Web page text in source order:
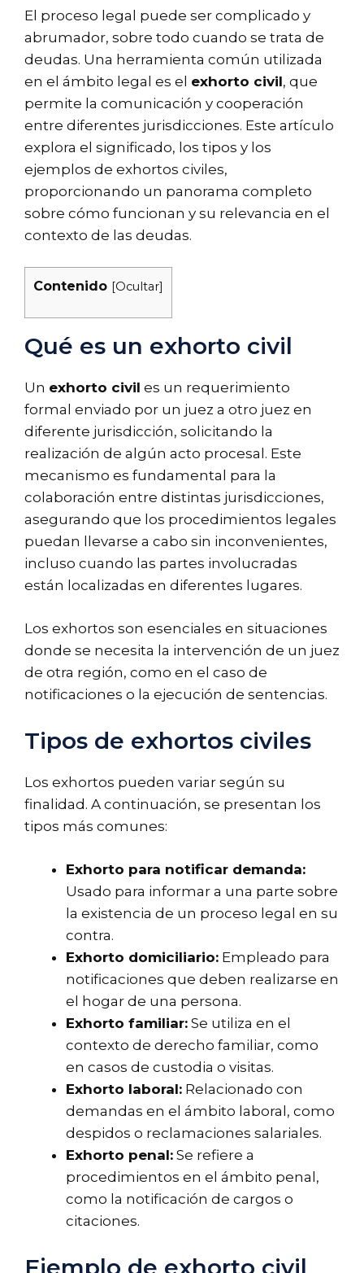
El proceso legal puede ser complicado y
abrumador, sobre todo cuando se trata de
deudas. Una herramienta común utilizada
en el ámbito legal es el exhorto civil, que
permite la comunicación y cooperación
entre diferentes jurisdicciones. Este artículo
explora el significado, los tipos y los
ejemplos de exhortos civiles,
proporcionando un panorama completo
sobre cómo funcionan y su relevancia en el
contexto de las deudas.
Contenido [Ocultar]
Qué es un exhorto civil
Un exhorto civil es un requerimiento
formal enviado por un juez a otro juez en
diferente jurisdicción, solicitando la
realización de algún acto procesal. Este
mecanismo es fundamental para la
colaboración entre distintas jurisdicciones,
asegurando que los procedimientos legales
puedan llevarse a cabo sin inconvenientes,
incluso cuando las partes involucradas
están localizadas en diferentes lugares.
Los exhortos son esenciales en situaciones
donde se necesita la intervención de un juez
de otra región, como en el caso de
notificaciones o la ejecución de sentencias.
Tipos de exhortos civiles
Los exhortos pueden variar según su
finalidad. A continuación, se presentan los
tipos más comunes:
Exhorto para notificar demanda:
Usado para informar a una parte sobre
la existencia de un proceso legal en su
contra.
Exhorto domiciliario: Empleado para
notificaciones que deben realizarse en
el hogar de una persona.
Exhorto familiar: Se utiliza en el
contexto de derecho familiar, como
en casos de custodia o visitas.
Exhorto laboral: Relacionado con
demandas en el ámbito laboral, como
despidos o reclamaciones salariales.
Exhorto penal: Se refiere a
procedimientos en el ámbito penal,
como la notificación de cargos o
citaciones.
Ejemplo de exhorto civil